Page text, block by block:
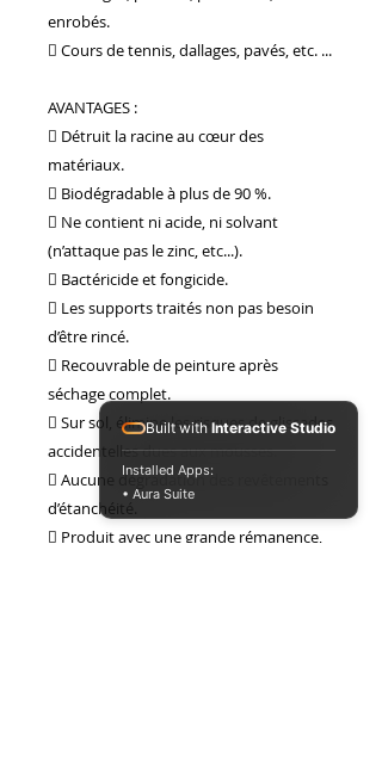
capacité à livrer des volumes
importants sans jamais transiger
sur la qualité artisanale.
mesure ? Venez nous rencontrer
dans notre showroom à
Montauban ou contactez-nous
pour concevoir ensemble
l'aménagement qui vous
ressemble.
enrobés.
 Cours de tennis, dallages, pavés, etc. ...
AVANTAGES :
 Détruit la racine au cœur des
matériaux.
 Biodégradable à plus de 90 %.
 Ne contient ni acide, ni solvant
(n’attaque pas le zinc, etc...).
 Bactéricide et fongicide.
 Les supports traités non pas besoin
d’être rincé.
 Recouvrable de peinture après
séchage complet.
 Sur sol, élimine les risques de glissades
accidentelles dues aux mousses.
 Aucune dégradation des revêtements
d’étanchéité.
 Produit avec une grande rémanence,
Built with Interactive Studio
Installed Apps:
• Aura Suite